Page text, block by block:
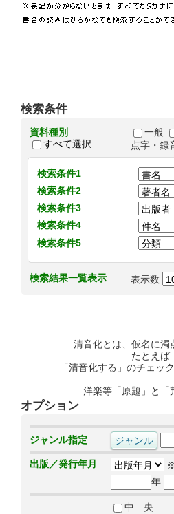
検索条件
資料種別
すべて選択
一般
点字・録
検索条件1
検索条件2
検索条件3
検索条件4
検索条件5
検索結果一覧表示 表示数
清音化とは、仮名に濁
たとえば
「清音化する」のチェッ
洋楽等「原題」と「
オプション
ジャンル指定
出版／発行年月
年
中 央